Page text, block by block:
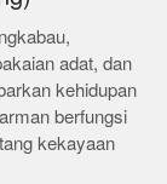
adat, dan
kehidupan
berfungsi
kekayaan